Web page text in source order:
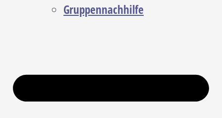
Gruppennachhilfe